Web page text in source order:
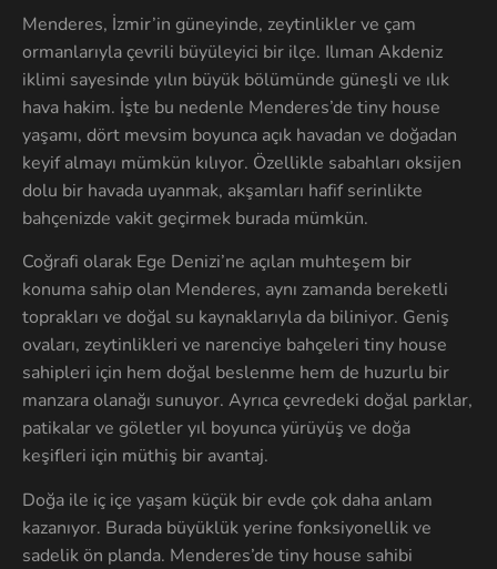
Menderes, İzmir’in güneyinde, zeytinlikler ve çam
ormanlarıyla çevrili büyüleyici bir ilçe. Ilıman Akdeniz
iklimi sayesinde yılın büyük bölümünde güneşli ve ılık
hava hakim. İşte bu nedenle Menderes’de tiny house
yaşamı, dört mevsim boyunca açık havadan ve doğadan
keyif almayı mümkün kılıyor. Özellikle sabahları oksijen
dolu bir havada uyanmak, akşamları hafif serinlikte
bahçenizde vakit geçirmek burada mümkün.
Coğrafi olarak Ege Denizi’ne açılan muhteşem bir
konuma sahip olan Menderes, aynı zamanda bereketli
toprakları ve doğal su kaynaklarıyla da biliniyor. Geniş
ovaları, zeytinlikleri ve narenciye bahçeleri tiny house
sahipleri için hem doğal beslenme hem de huzurlu bir
manzara olanağı sunuyor. Ayrıca çevredeki doğal parklar,
patikalar ve göletler yıl boyunca yürüyüş ve doğa
keşifleri için müthiş bir avantaj.
Doğa ile iç içe yaşam küçük bir evde çok daha anlam
kazanıyor. Burada büyüklük yerine fonksiyonellik ve
sadelik ön planda. Menderes’de tiny house sahibi